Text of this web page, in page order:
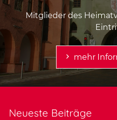
Mitglieder des
mehr
Neueste Beiträge